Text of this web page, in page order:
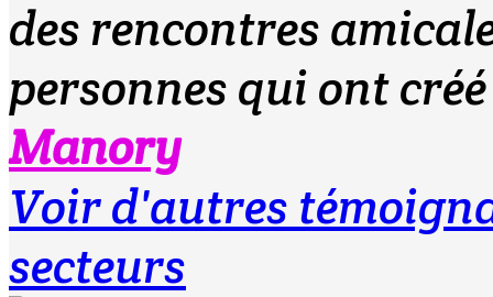
des rencontres
personnes qui ont
Manory
Voir d'autres
secteurs